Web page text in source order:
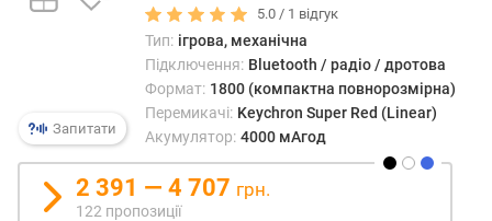
о
р
н
с
Запитати
5.0 / 1 відгук
Тип: ігрова, механічна
Підключення: Bluetooth / радіо / дротова
Формат: 1800 (компактна повнорозмірна)
Перемикачі: Keychron Super Red (Linear)
Акумулятор: 4000 мАгод
2 391 — 4 707 грн.
122 пропозиції